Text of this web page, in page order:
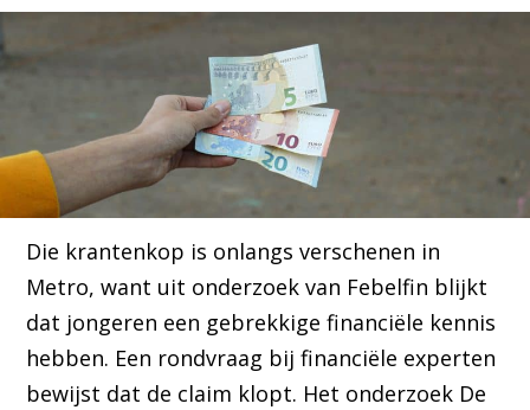
Die krantenkop is onlangs verschenen in
Metro, want uit onderzoek van Febelfin blijkt
dat jongeren een gebrekkige financiële kennis
hebben. Een rondvraag bij financiële experten
bewijst dat de claim klopt. Het onderzoek De